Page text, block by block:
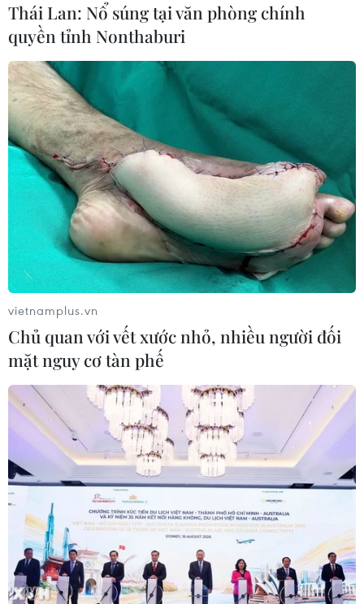
TIN CÙNG CHUYÊN MỤC
Lãnh đạo TP Hồ Chí Minh viếng Chủ
tịch Quốc hội Lào Xaysomphone
Phomvihane
10/08/2026 09:39
Đại sứ quán Việt Nam và cộng đồng
người Việt Nam tại Lào viếng đồng
chí Xaysomphone Phomvihane
Thái Lan: Nổ súng tại văn phòng chính
quyền tỉnh Nonthaburi
vietnamplus.vn
Chủ quan với vết xước nhỏ, nhiều người đối
mặt nguy cơ tàn phế